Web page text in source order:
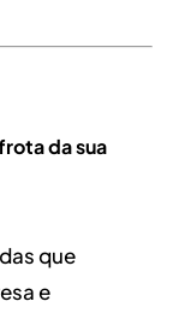
da sua
que
e